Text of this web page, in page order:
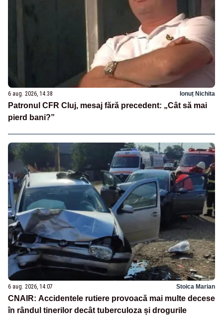
6 aug. 2026, 14:38 Ionuț Nichita
Patronul CFR Cluj, mesaj fără precedent: „Cât să mai
pierd bani?”
6 aug. 2026, 14:07 Stoica Marian
CNAIR: Accidentele rutiere provoacă mai multe decese
în rândul tinerilor decât tuberculoza și drogurile